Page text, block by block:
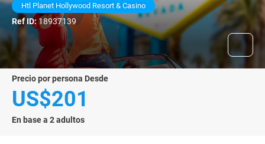
Htl Planet Hollywood Resort & Casino
Ref ID:18937139
precio por persona Desde
US$201
En base a 2 adultos